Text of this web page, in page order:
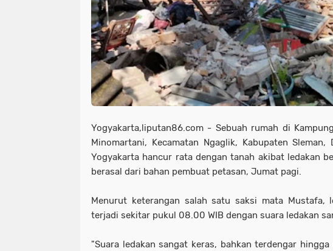
Yogyakarta,liputan86.com - Sebuah rumah di
Minomartani, Kecamatan Ngaglik, Kabupaten Sleman,
Yogyakarta hancur rata dengan tanah akibat ledakan
berasal dari bahan pembuat petasan, Jumat pagi.
Menurut keterangan salah satu saksi mata Mustafa,
terjadi sekitar pukul 08.00 WIB dengan suara ledakan
"Suara ledakan sangat keras, bahkan terdengar